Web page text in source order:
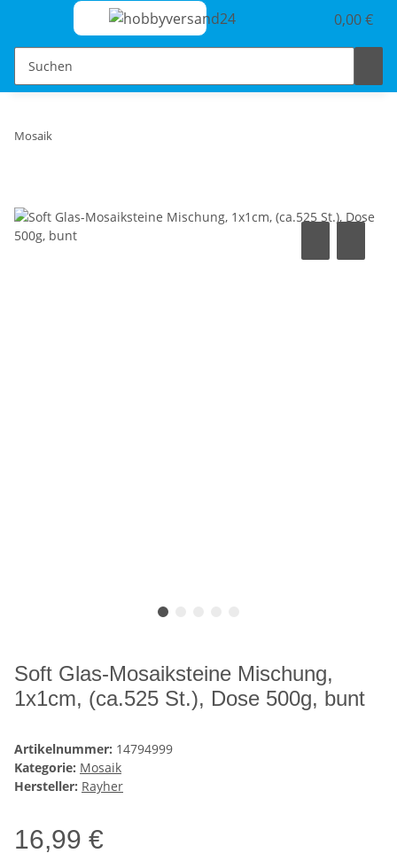
0,00 €
Mosaik
Soft Glas-Mosaiksteine Mischung,
1x1cm, (ca.525 St.), Dose 500g, bunt
Artikelnummer: 14794999
Kategorie: Mosaik
Hersteller: Rayher
16,99 €